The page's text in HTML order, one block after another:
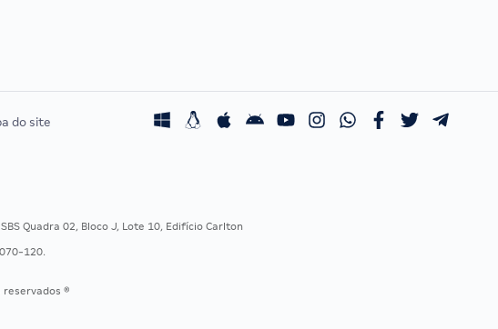
do site
Quadra 02, Bloco J, Lote 10, Edifício Carlton
120.
reservados ®